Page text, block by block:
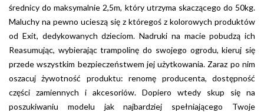
trampoliny siatką, aby nie wpadały pod nią rożne rzeczy, których
nikomu nie chce się wyciągać? Oferowanie rozwiązań na takie
problemy cechuje właśnie firmy z wieloletnim doświadczeniem.
Dlatego jeśli chcesz, by trampolina służyła bezproblemowo przez
lata – wybierz produkty liderów.
średnicy do maksymalnie 2,5m, który utrzyma skaczącego do 50kg.
Maluchy na pewno ucieszą się z któregoś z kolorowych produktów
od Exit, dedykowanych dzieciom. Nadruki na macie pobudzą ich
kreatywność w zabawie. Z kolei jeśli dysponujesz dużym ogrodem, a
zabawka ma służyć również nastolatkom i dorosłym, kup ogromną
trampolinę Berg. Jeśli chcesz uprawiać na niej profesjonalne
treningi, wybierz model wkopywany w ziemię, bez siatki ochronnej.
Takie rozwiązanie pozwoli Ci na wskakiwanie i zeskakiwanie z
Reasumując, wybierając trampolinę do swojego ogrodu, kieruj się
przede wszystkim bezpieczeństwem jej użytkowania. Zaraz po nim
oszacuj żywotność produktu: renomę producenta, dostępność
części zamiennych i akcesoriów. Dopiero wtedy skup się na
poszukiwaniu modelu jak najbardziej spełniającego Twoje